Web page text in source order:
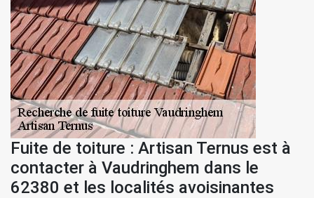
Fuite de toiture : Artisan Ternus est à
contacter à Vaudringhem dans le
62380 et les localités avoisinantes